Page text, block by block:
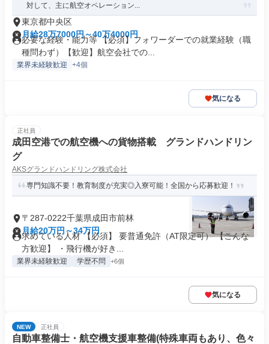
対して、主に航空オペレーション...
東京都中央区
月給28万7000円～40万4000円
必要な経験・能力等 【必須】フォワーダーでの就業経験（職
種問わず）【歓迎】航空会社での...
業界未経験歓迎 +4個
気になる
正社員
成田空港での航空機への貨物搭載 グランドハンドリン
グ
AKSグランドハンドリング株式会社
専門知識不要！教育制度が充実◎入寮可能！全国から応募歓迎！
〒287-0222千葉県成田市前林
月給20万円～34万円
求めている人材 【必須】 要普通免許（AT限定可） 【こんな
方歓迎】 ・飛行機が好き...
業界未経験歓迎 学歴不問 +6個
気になる
NEW 正社員
自動車整備士・航空機支援車整備(特殊車両もあり、色々